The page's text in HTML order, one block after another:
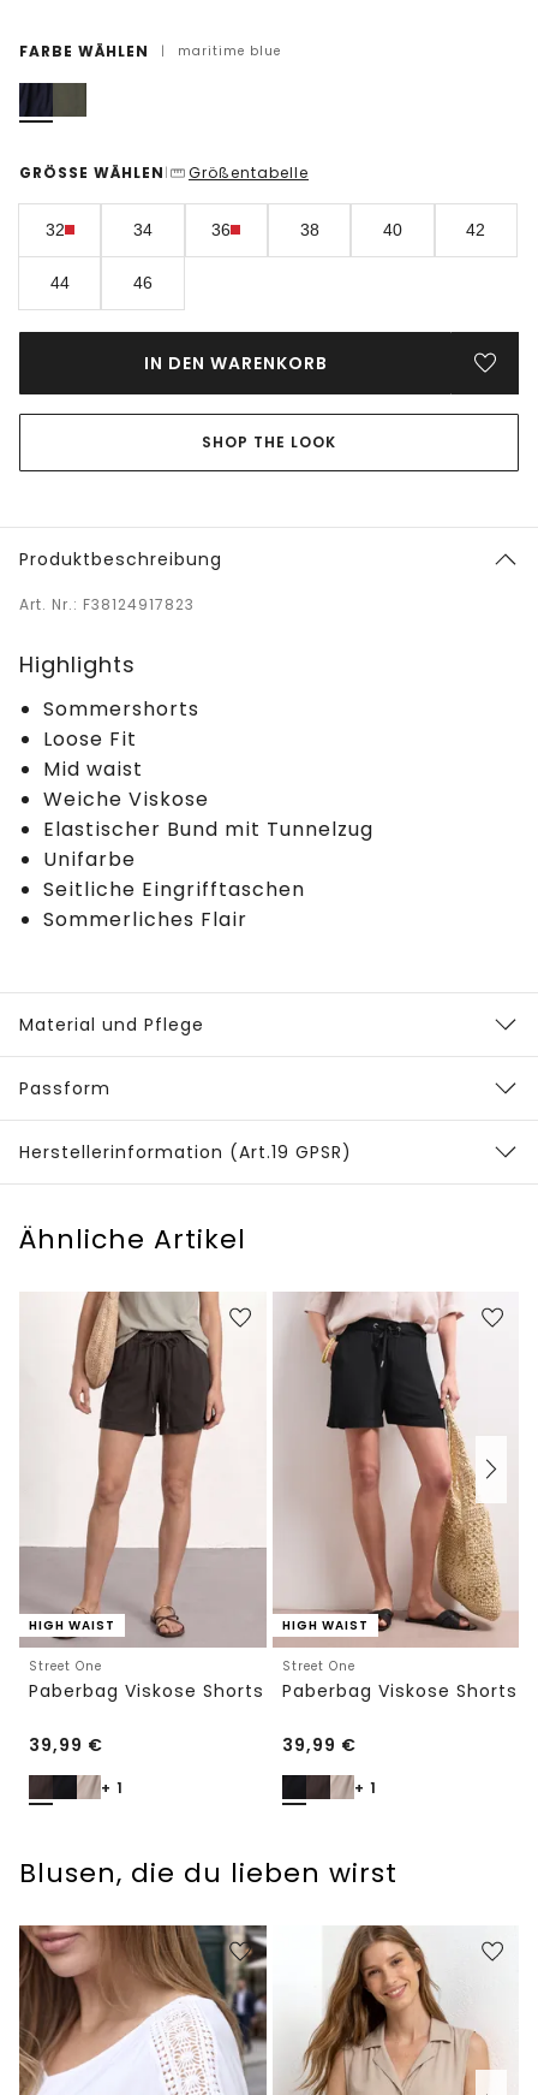
FARBE WÄHLEN | maritime blue
GRÖSSE WÄHLEN | Größentabelle
32 34 36 38 40 42
44 46
IN DEN WARENKORB
SHOP THE LOOK
Produktbeschreibung
Art. Nr.: F38124917823
Highlights
Sommershorts
Loose Fit
Mid waist
Weiche Viskose
Elastischer Bund mit Tunnelzug
Unifarbe
Seitliche Eingrifftaschen
Sommerliches Flair
Material und Pflege
Passform
Herstellerinformation (Art.19 GPSR)
Ähnliche Artikel
HIGH WAIST
Street One
Paberbag Viskose Shorts
39,99 €
+ 1
HIGH WAIST
Street One
Paberbag Viskose Shorts
39,99 €
+ 1
Blusen, die du lieben wirst